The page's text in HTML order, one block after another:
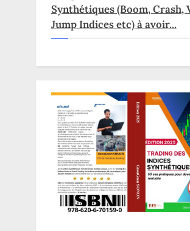
Synthétiques (Boom, Crash,
Jump Indices etc) à avoir...